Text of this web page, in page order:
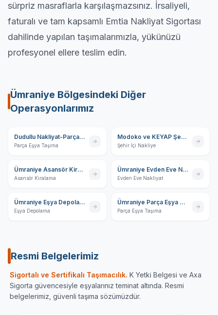
sürpriz masraflarla karşılaşmazsınız. İrsaliyeli,
faturalı ve tam kapsamlı Emtia Nakliyat Sigortası
dahilinde yapılan taşımalarımızla, yükünüzü
profesyonel ellere teslim edin.
Ümraniye Bölgesindeki Diğer
Operasyonlarımız
Dudullu Nakliyat-Parça Eşya Taşıma
Parça Eşya Taşıma
Modoko ve KEYAP Şehir İçi Nakliye
Şehir İçi Nakliye
Ümraniye Asansör Kiralama
Asansör Kiralama
Ümraniye Evden Eve Nakliyat
Evden Eve Nakliyat
Ümraniye Eşya Depolama
Eşya Depolama
Ümraniye Parça Eşya Taşıma
Parça Eşya Taşıma
Resmi Belgelerimiz
Sigortalı ve Sertifikalı Taşımacılık. K Yetki Belgesi ve Axa
Sigorta güvencesiyle eşyalarınız teminat altında. Resmi
belgelerimiz, güvenli taşıma sözümüzdür.